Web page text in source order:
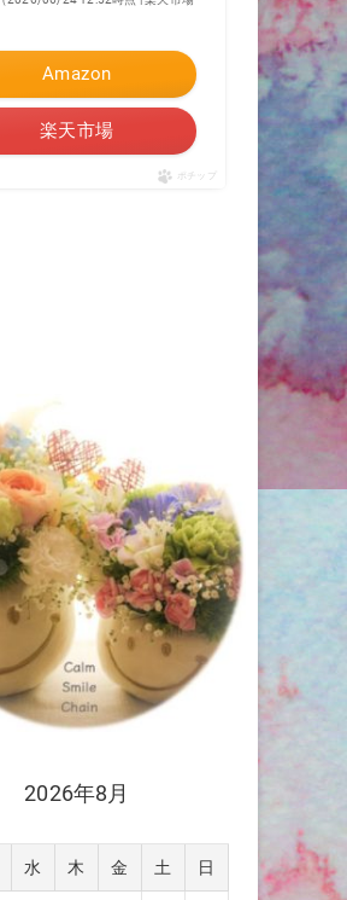
Amazon
楽天市場
ポチップ
2026年8月
水 木 金 土 日